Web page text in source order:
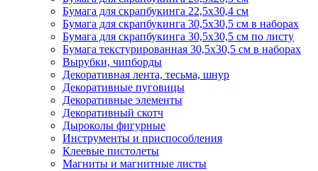
Бумага для скрапбукинга 22,5х30,4 см
Бумага для скрапбукинга 30,5х30,5 см в наборах
Бумага для скрапбукинга 30,5х30,5 см по листу
Бумага текстурированная 30,5х30,5 см в наборах
Вырубки, чипборды
Декоративная лента, тесьма, шнур
Декоративные пуговицы
Декоративные элементы
Декоративный скотч
Дыроколы фигурные
Инструменты и приспособления
Клеевые пистолеты
Магниты и магнитные листы